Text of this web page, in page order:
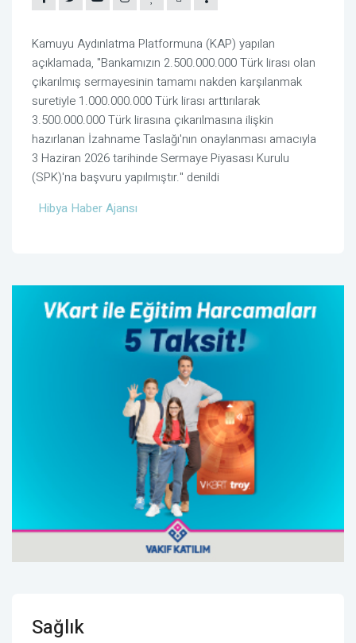
Kamuyu Aydınlatma Platformuna (KAP) yapılan
açıklamada, "Bankamızın 2.500.000.000 Türk lirası olan
çıkarılmış sermayesinin tamamı nakden karşılanmak
suretiyle 1.000.000.000 Türk lirası arttırılarak
3.500.000.000 Türk lirasına çıkarılmasına ilişkin
hazırlanan İzahname Taslağı'nın onaylanması amacıyla
3 Haziran 2026 tarihinde Sermaye Piyasası Kurulu
(SPK)'na başvuru yapılmıştır." denildi
Hibya Haber Ajansı
Sağlık